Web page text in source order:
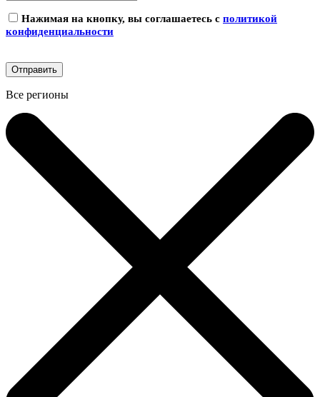
Нажимая на кнопку, вы соглашаетесь с политикой
конфиденциальности
Все регионы